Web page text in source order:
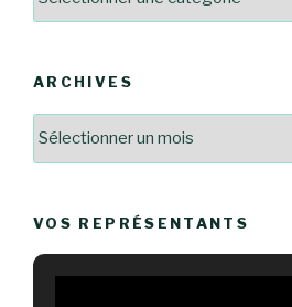
ARCHIVES
VOS REPRÉSENTANTS